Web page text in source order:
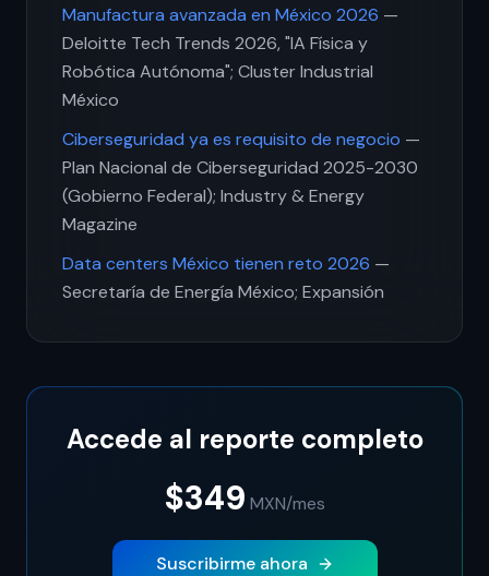
Manufactura avanzada en México 2026 —
Deloitte Tech Trends 2026, "IA Física y
Robótica Autónoma"; Cluster Industrial
México
Ciberseguridad ya es requisito de negocio —
Plan Nacional de Ciberseguridad 2025-2030
(Gobierno Federal); Industry & Energy
Magazine
Data centers México tienen reto 2026 —
Secretaría de Energía México; Expansión
Accede al reporte completo
$349 MXN/mes
Suscribirme ahora